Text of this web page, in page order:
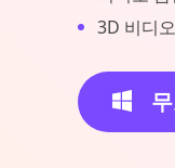
3D 비디